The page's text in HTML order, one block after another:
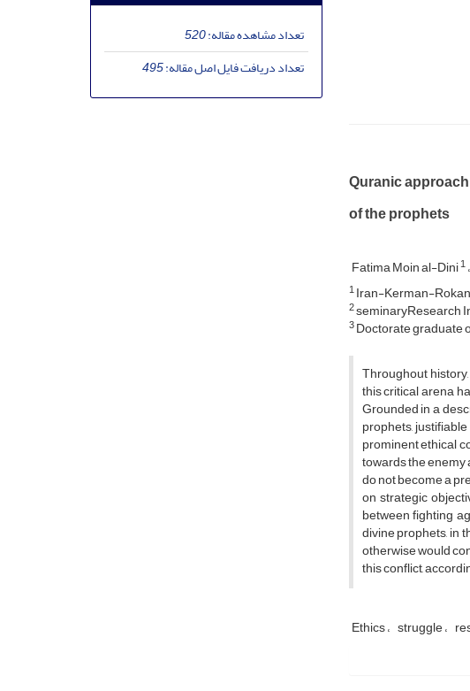
Quranic
of the prophets
Fatima Moin al-Dini1
1Iran-Kerman-
2seminaryResearch
3Doctorate graduate
Throughout
this critical arena
Grounded in a
prophets,
prominent ethical
towards the
do not become a
on strategic
between fighting
divine prophets, in
otherwise would
this conflict,
Ethics struggle
تعداد مشاهده مقاله:520
تعداد دریافت فایل اصل مقاله:495